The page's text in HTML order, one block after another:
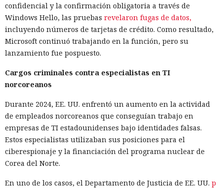
confidencial y la confirmación obligatoria a través de
Windows Hello, las pruebas revelaron fugas de datos,
incluyendo números de tarjetas de crédito. Como resultado,
Microsoft continuó trabajando en la función, pero su
lanzamiento fue pospuesto.
Cargos criminales contra especialistas en TI
norcoreanos
Durante 2024, EE. UU. enfrentó un aumento en la actividad
de empleados norcoreanos que conseguían trabajo en
empresas de TI estadounidenses bajo identidades falsas.
Estos especialistas utilizaban sus posiciones para el
ciberespionaje y la financiación del programa nuclear de
Corea del Norte.
En uno de los casos, el Departamento de Justicia de EE. UU. p